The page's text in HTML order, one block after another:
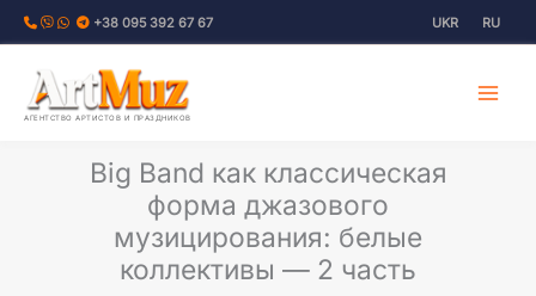
Перейти
+38 095 392 67 67 UKR RU
АГЕНТСТВО АРТИСТОВ И ПРАЗДНИКОВ
Big Band как классическая
форма джазового
музицирования: белые
коллективы — 2 часть